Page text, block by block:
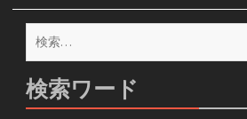
検
索:
検索ワード